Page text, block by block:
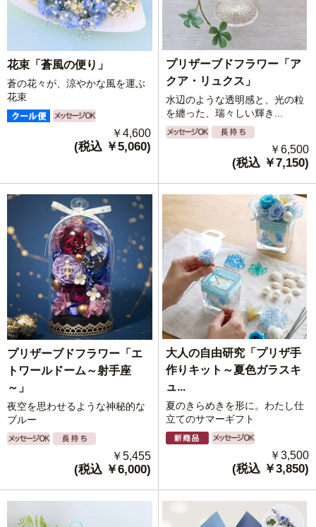
花束「蒼風の便り」
蒼の花々が、涼やかな風を運ぶ
花束
￥4,600
(税込 ￥5,060)
プリザーブドフラワー「ア
クア・リュクス」
水辺のような透明感と、光の粒
を纏った、瑞々しい輝き...
￥6,500
(税込 ￥7,150)
プリザーブドフラワー「エ
トワールドーム～射手座
～」
夜空を思わせるような神秘的な
ブルー
￥5,455
(税込 ￥6,000)
大人の自由研究「プリザ手
作りキット～夏色ガラスキ
ュ...
夏のきらめきを形に。わたし仕
立てのサマーギフト
￥3,500
(税込 ￥3,850)